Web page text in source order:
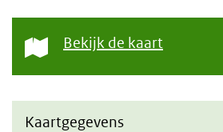
Bekijk de kaart
Kaartgegevens